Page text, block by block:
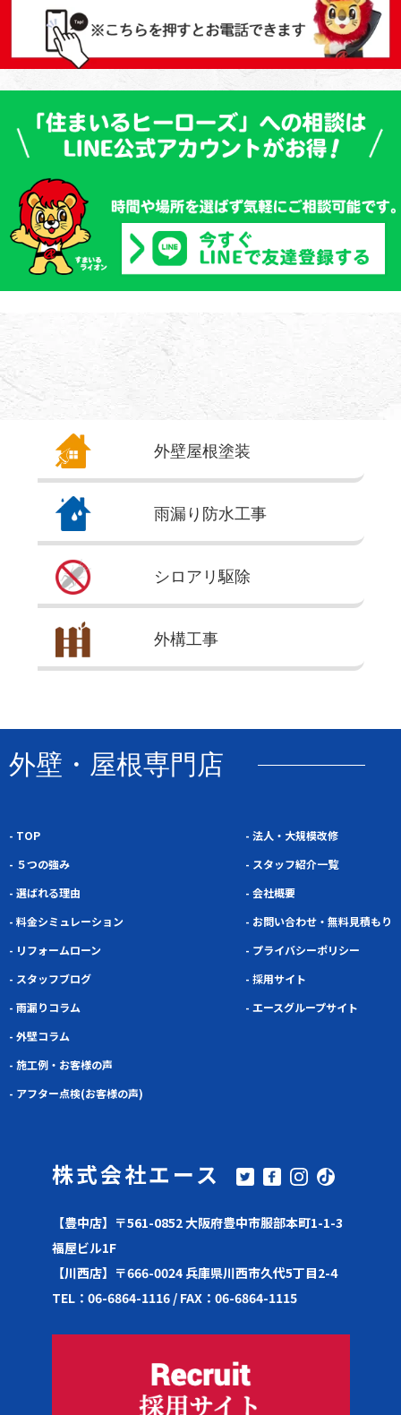
外壁屋根塗装
雨漏り 防水工事
シロアリ 駆除
外構工事
外壁・屋根専門店
- TOP
- ５つの強み
- 選ばれる理由
- 料金シミュレーション
- リフォームローン
- スタッフブログ
- 雨漏りコラム
- 外壁コラム
- 施工例・お客様の声
- アフター点検(お客様の声)
- 法人・大規模改修
- スタッフ紹介一覧
- 会社概要
- お問い合わせ・無料見積もり
- プライバシーポリシー
- 採用サイト
- エースグループサイト
株式会社エース
【豊中店】〒561-0852 大阪府豊中市服部本町1-1-3
福屋ビル1F
【川西店】〒666-0024 兵庫県川西市久代5丁目2-4
TEL：06-6864-1116 / FAX：06-6864-1115